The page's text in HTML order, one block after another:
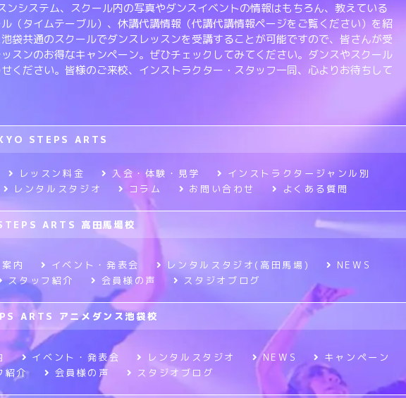
システム、スクール内の写真やダンスイベントの情報はもちろん、教えている
（タイムテーブル）、休講代講情報（代講代講情報ページをご覧ください）を紹
共通のスクールでダンスレッスンを受講することが可能ですので、皆さんが受
スンのお得なキャンペーン。ぜひチェックしてみてください。ダンスやスクール
ください。皆様のご来校、インストラクター・スタッフ一同、心よりお待ちして
STEPS ARTS
レッスン料金 入会・体験・見学
インストラクタージャンル別
レンタルスタジオ コラム お問い合わせ よくある質問
ARTS 高田馬場校
内 イベント・発表会 レンタルスタジオ(高田馬場)
NEWS
スタッフ紹介 会員様の声 スタジオブログ
ARTS アニメダンス池袋校
イベント・発表会 レンタルスタジオ NEWS
キャンペーン
紹介 会員様の声 スタジオブログ